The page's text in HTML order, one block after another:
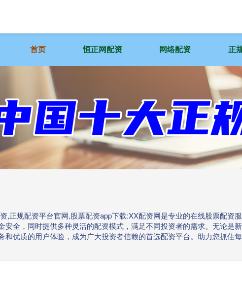
首页 恒正网配资 网络配资 正
,正规配资平台官网,股票配资app下载:XX配资网是专业的在线股票配
安全，同时提供多种灵活的配资模式，满足不同投资者的需求。无论
和优质的用户体验，成为广大投资者信赖的首选配资平台。助力您抓住